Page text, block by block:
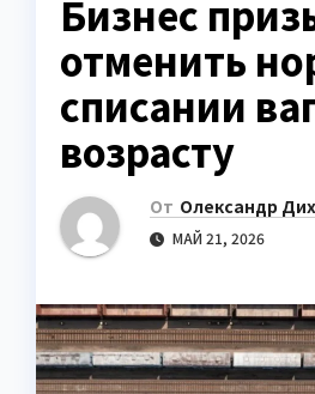
Бизнес
отменить
списании
возрасту
От Олександр
МАЙ 21, 2026